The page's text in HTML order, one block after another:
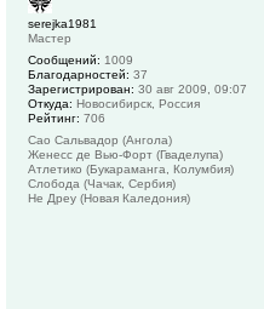
serejka1981
Мастер
Сообщений: 1009
Благодарностей: 37
Зарегистрирован: 30 авг 2009, 09:07
Откуда: Новосибирск, Россия
Рейтинг: 706
Сао Сальвадор (Ангола)
Женесс де Вью-Форт (Гваделупа)
Атлетико (Букараманга, Колумбия)
Слобода (Чачак, Сербия)
Не Дреу (Новая Каледония)